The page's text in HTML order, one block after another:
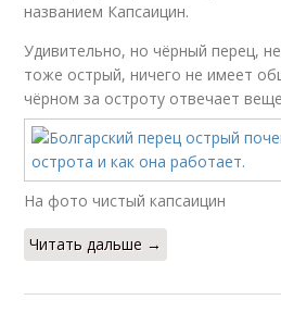
названием Капсаицин.
Удивительно, но чёрный перец,
тоже острый, ничего не имеет
чёрном за остроту отвечает
На фото чистый капсаицин
Читать дальше →